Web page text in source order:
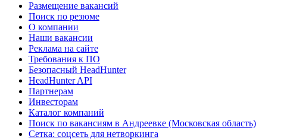
Размещение вакансий
Поиск по резюме
О компании
Наши вакансии
Реклама на сайте
Требования к ПО
Безопасный HeadHunter
HeadHunter API
Партнерам
Инвесторам
Каталог компаний
Поиск по вакансиям в Андреевке (Московская область)
Сетка: соцсеть для нетворкинга